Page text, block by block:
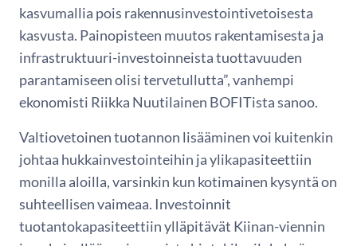
kasvumallia pois rakennusinvestointivetoisesta
kasvusta. Painopisteen muutos rakentamisesta ja
infrastruktuuri-investoinneista tuottavuuden
parantamiseen olisi tervetullutta”, vanhempi
ekonomisti Riikka Nuutilainen BOFITista sanoo.
Valtiovetoinen tuotannon lisääminen voi kuitenkin
johtaa hukkainvestointeihin ja ylikapasiteettiin
monilla aloilla, varsinkin kun kotimainen kysyntä on
suhteellisen vaimeaa. Investoinnit
tuotantokapasiteettiin ylläpitävät Kiinan-viennin